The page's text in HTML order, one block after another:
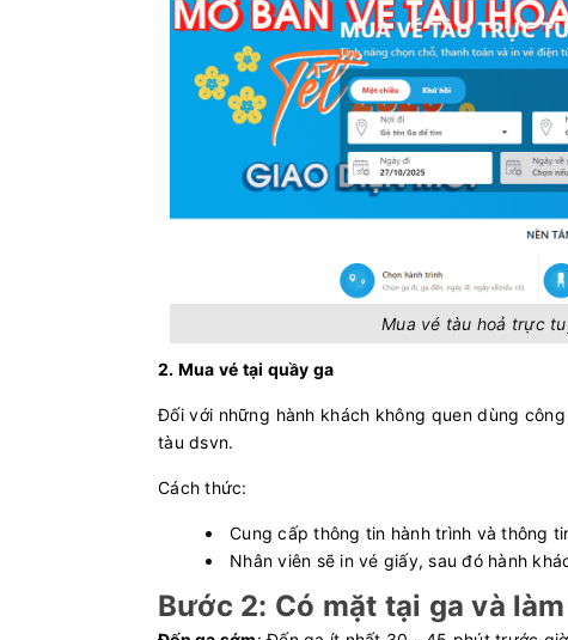
Mua vé tàu hoả trực
2. Mua vé tại quầy ga
Đối với những hành khách không quen dùng
tàu dsvn.
Cách thức:
Cung cấp thông tin hành trình và thông
Nhân viên sẽ in vé giấy, sau đó hành
Bước 2: Có mặt tại ga và